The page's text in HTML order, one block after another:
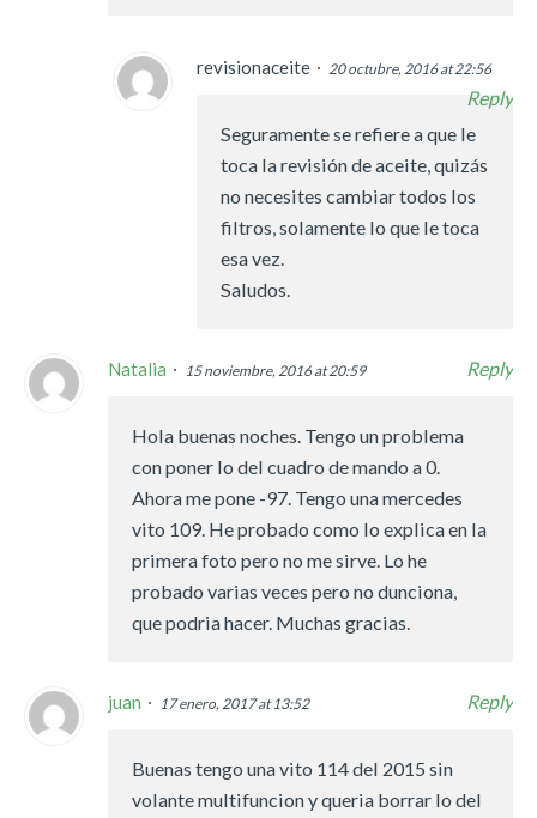
revisionaceite 20 octubre, 2016 at 22:56
Reply
Seguramente se refiere a que le
toca la revisión de aceite, quizás
no necesites cambiar todos los
filtros, solamente lo que le toca
esa vez.
Saludos.
Natalia 15 noviembre, 2016 at 20:59 Reply
Hola buenas noches. Tengo un problema
con poner lo del cuadro de mando a 0.
Ahora me pone -97. Tengo una mercedes
vito 109. He probado como lo explica en la
primera foto pero no me sirve. Lo he
probado varias veces pero no dunciona,
que podria hacer. Muchas gracias.
juan 17 enero, 2017 at 13:52 Reply
Buenas tengo una vito 114 del 2015 sin
volante multifuncion y queria borrar lo del